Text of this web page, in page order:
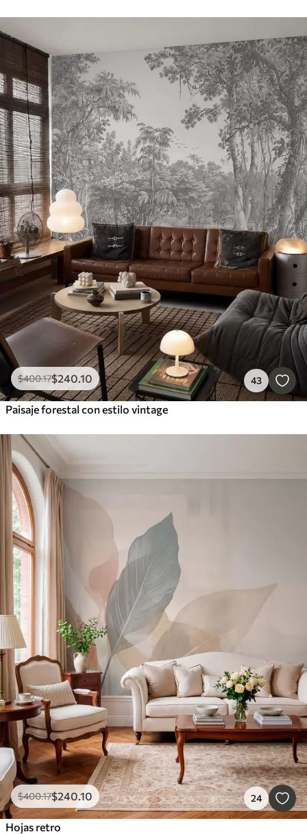
$400.17$240.10 43
Paisaje forestal con estilo vintage
$400.17$240 .10 24
Hojas retro